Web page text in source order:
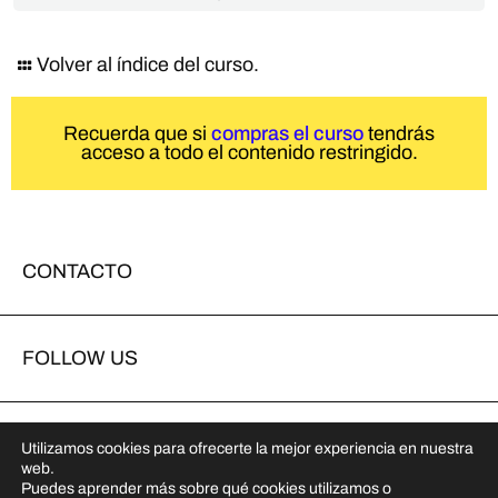
Volver al índice del curso.
Recuerda que si compras el curso tendrás
acceso a todo el contenido restringido.
CONTACTO
FOLLOW US
COLABORACIONES
Utilizamos cookies para ofrecerte la mejor experiencia en nuestra
web.
Puedes aprender más sobre qué cookies utilizamos o